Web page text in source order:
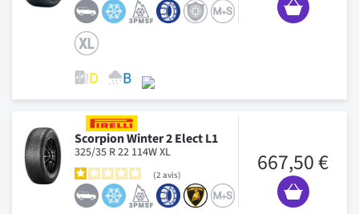
Scorpion Winter 2 Elect L1
325/35 R 22 114W XL
2 avis 667,50 €